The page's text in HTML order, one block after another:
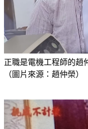
正職是電機工程師的趙
（圖片來源：趙仲榮）